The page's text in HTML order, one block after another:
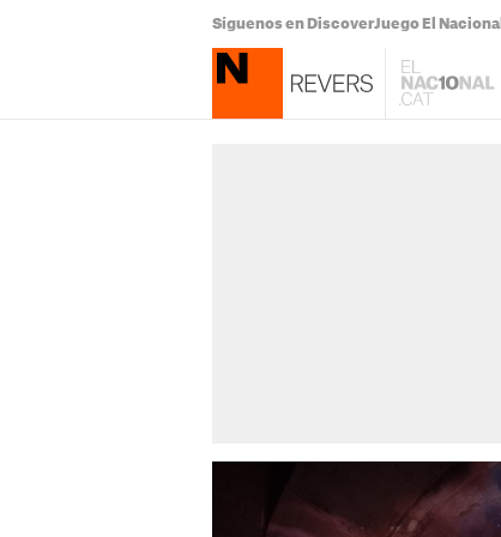
Síguenos en DiscoverJuego El Nacional